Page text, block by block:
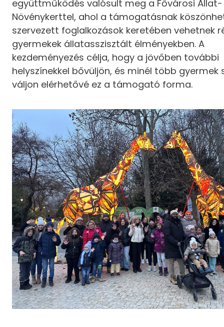
együttműködés valósult meg a Fővárosi
Növénykerttel, ahol a támogatásnak
szervezett foglalkozások keretében vehetnek
gyermekek állatasszisztált élményekben. A
kezdeményezés célja, hogy a jövőben további
helyszínekkel bővüljön, és minél több gyermek
váljon elérhetővé ez a támogató forma.